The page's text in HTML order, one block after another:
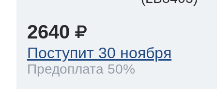
2640
Поступит 30 ноября
Предоплата 50%